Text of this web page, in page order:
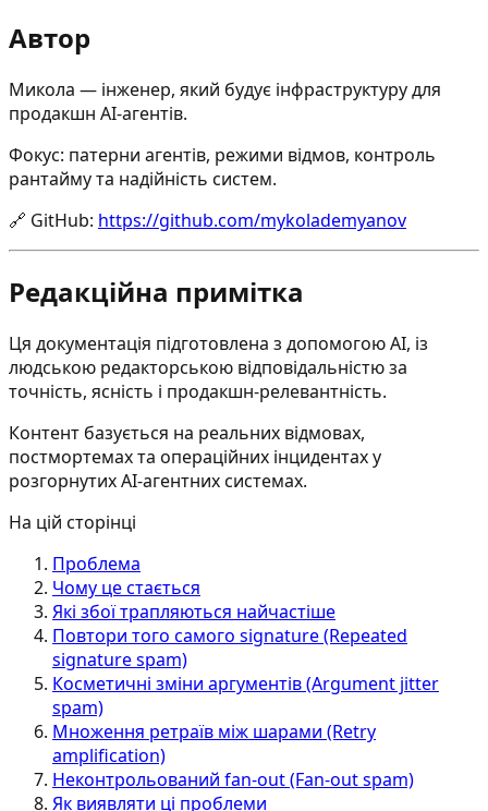
Автор
Микола — інженер, який будує інфраструктуру для
продакшн AI-агентів.
Фокус: патерни агентів, режими відмов, контроль
рантайму та надійність систем.
🔗 GitHub: https://github.com/mykolademyanov
Редакційна примітка
Ця документація підготовлена з допомогою AI, із
людською редакторською відповідальністю за
точність, ясність і продакшн-релевантність.
Контент базується на реальних відмовах,
постмортемах та операційних інцидентах у
розгорнутих AI-агентних системах.
На цій сторінці
Проблема
Чому це стається
Які збої трапляються найчастіше
Повтори того самого signature (Repeated
signature spam)
Косметичні зміни аргументів (Argument jitter
spam)
Множення ретраїв між шарами (Retry
amplification)
Неконтрольований fan-out (Fan-out spam)
Як виявляти ці проблеми